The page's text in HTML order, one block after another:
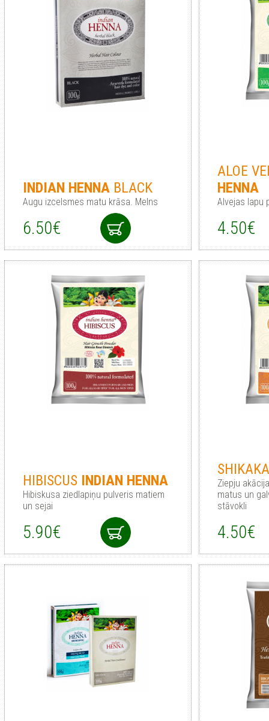
INDIAN HENNABLACK
Augu izcelsmes matu krāsa. Melns
6.50€
ALOE
HENNA
Alvejas lapu
4.50€
HIBISCUS INDIAN HENNA
Hibiskusa ziedlapiņu pulveris matiem
un sejai
5.90€
Ziepju
matus un
stāvokli
4.50€